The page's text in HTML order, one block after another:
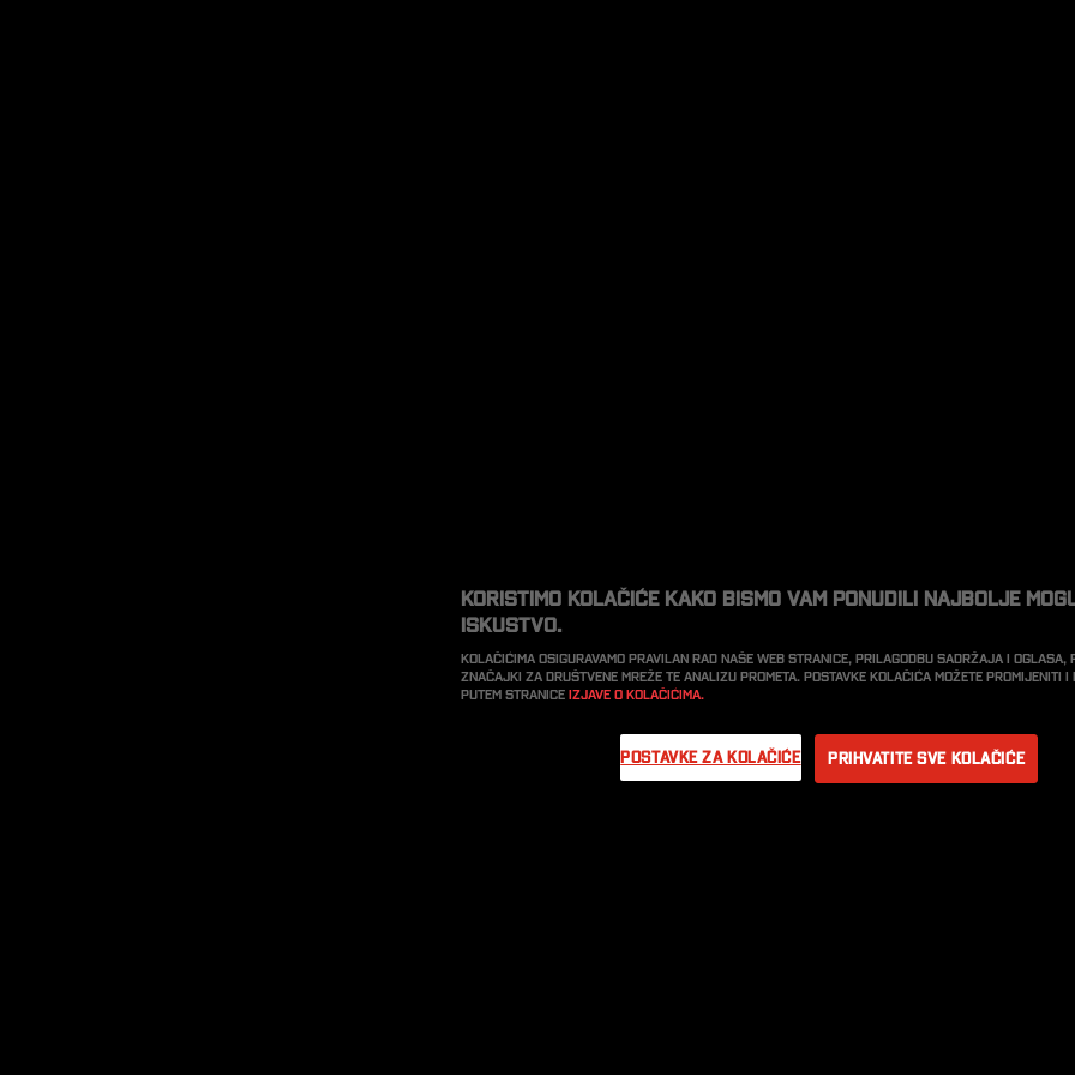
Koristimo kolačiće kako bismo vam ponudili najbolje
iskustvo.
Kolačićima osiguravamo pravilan rad naše web stranice, prilagodbu sadržaja i oglasa,
značajki za društvene mreže te analizu prometa. Postavke kolačića možete promijeniti i
putem stranice Izjave o kolačićima.
Postavke za kolačiće Prihvatite sve kolačiće